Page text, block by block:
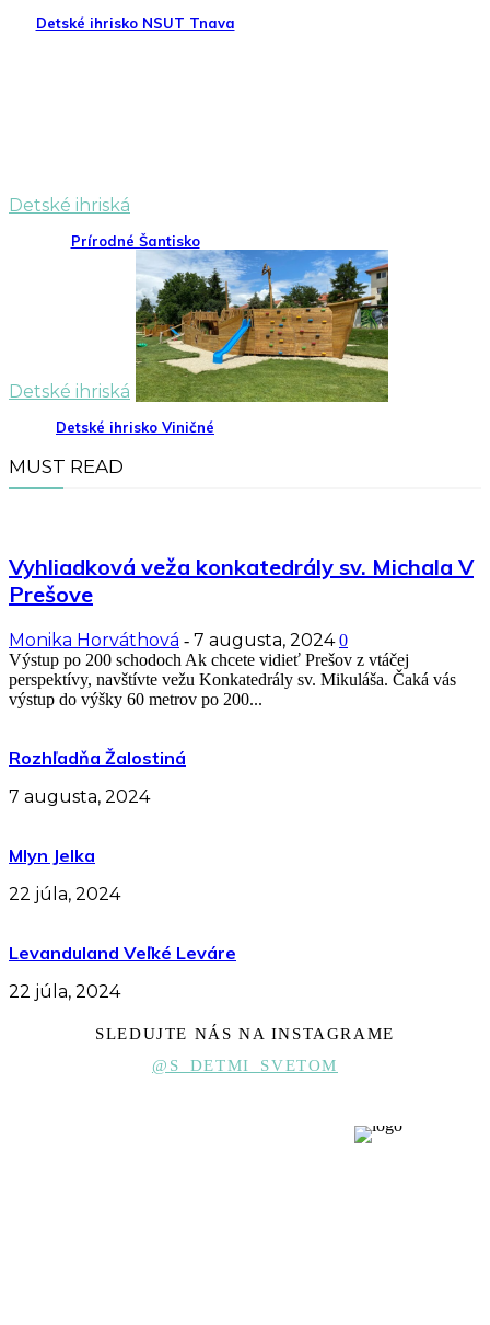
Detské ihrisko NSUT Tnava
Detské ihriská
Prírodné Šantisko
Detské ihriská
Detské ihrisko Viničné
MUST READ
Vyhliadková veža konkatedrály sv. Michala V
Prešove
Monika Horváthová - 7 augusta, 2024 0
Výstup po 200 schodoch Ak chcete vidieť Prešov z vtáčej
perspektívy, navštívte vežu Konkatedrály sv. Mikuláša. Čaká vás
výstup do výšky 60 metrov po 200...
Rozhľadňa Žalostiná
7 augusta, 2024
Mlyn Jelka
22 júla, 2024
Levanduland Veľké Leváre
22 júla, 2024
SLEDUJTE NÁS NA INSTAGRAME
@S_DETMI_SVETOM